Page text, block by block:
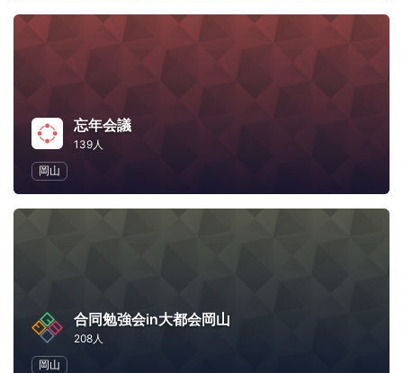
忘年会議
139人
岡山
合同勉強会in大都会岡山
208人
岡山